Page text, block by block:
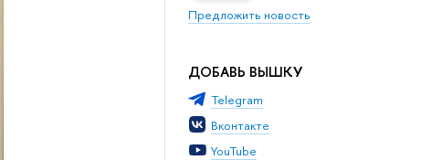
Предложить новость
ДОБАВЬ ВЫШКУ
Telegram
Вконтакте
YouTube